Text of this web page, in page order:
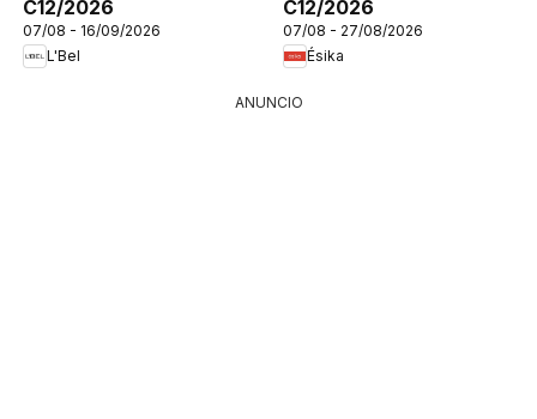
C12/2026
07/08 - 16/09/2026
L'Bel
C12/2026
07/08 - 27/08/2026
Ésika
ANUNCIO